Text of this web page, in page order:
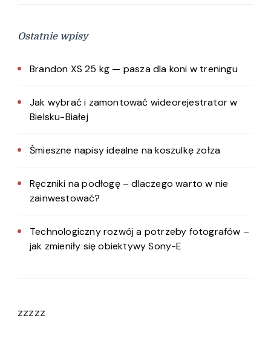
Ostatnie wpisy
Brandon XS 25 kg — pasza dla koni w treningu
Jak wybrać i zamontować wideorejestrator w
Bielsku-Białej
Śmieszne napisy idealne na koszulkę zołza
Ręczniki na podłogę – dlaczego warto w nie
zainwestować?
Technologiczny rozwój a potrzeby fotografów –
jak zmieniły się obiektywy Sony-E
zzzzz